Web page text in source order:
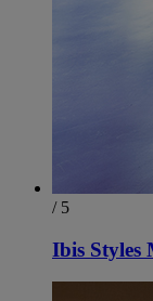
/ 5
Ibis Styles